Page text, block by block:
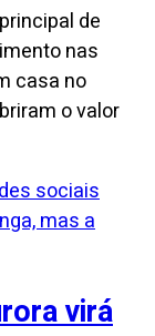
de
nas
casa no
o valor
sociais
virá